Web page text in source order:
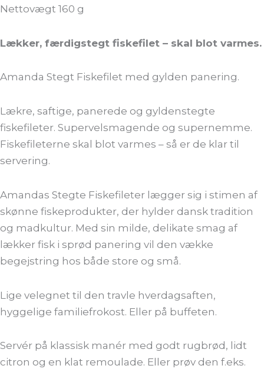
Nettovægt 160 g
Lækker, færdigstegt fiskefilet – skal blot varmes.
Amanda Stegt Fiskefilet med gylden panering.
Lækre, saftige, panerede og gyldenstegte
fiskefileter. Supervelsmagende og supernemme.
Fiskefileterne skal blot varmes – så er de klar til
servering.
Amandas Stegte Fiskefileter lægger sig i stimen af
skønne fiskeprodukter, der hylder dansk tradition
og madkultur. Med sin milde, delikate smag af
lækker fisk i sprød panering vil den vække
begejstring hos både store og små.
Lige velegnet til den travle hverdagsaften,
hyggelige familiefrokost. Eller på buffeten.
Servér på klassisk manér med godt rugbrød, lidt
citron og en klat remoulade. Eller prøv den f.eks.